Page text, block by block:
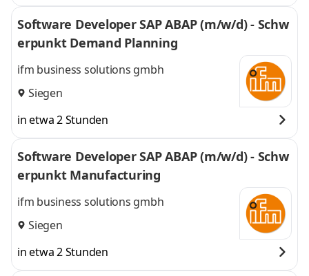
Software Developer SAP ABAP (m/w/d) - Schw
erpunkt Demand Planning
ifm business solutions gmbh
Siegen
in etwa 2 Stunden
Software Developer SAP ABAP (m/w/d) - Schw
erpunkt Manufacturing
ifm business solutions gmbh
Siegen
in etwa 2 Stunden